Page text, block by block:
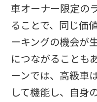
車オーナー限定の
ることで、同じ価
ーキングの機会が
につながることも
ーンでは、高級車
して機能し、自身